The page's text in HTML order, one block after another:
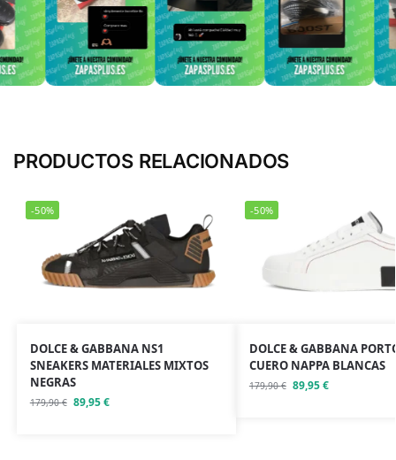
PRODUCTOS RELACIONADOS
-50%
DOLCE & GABBANA NS1
SNEAKERS MATERIALES MIXTOS
NEGRAS
179,90€ 89,95€
-50%
DOLCE & GABBANA
CUERO NAPPA BLANCAS
179,90€ 89,95€